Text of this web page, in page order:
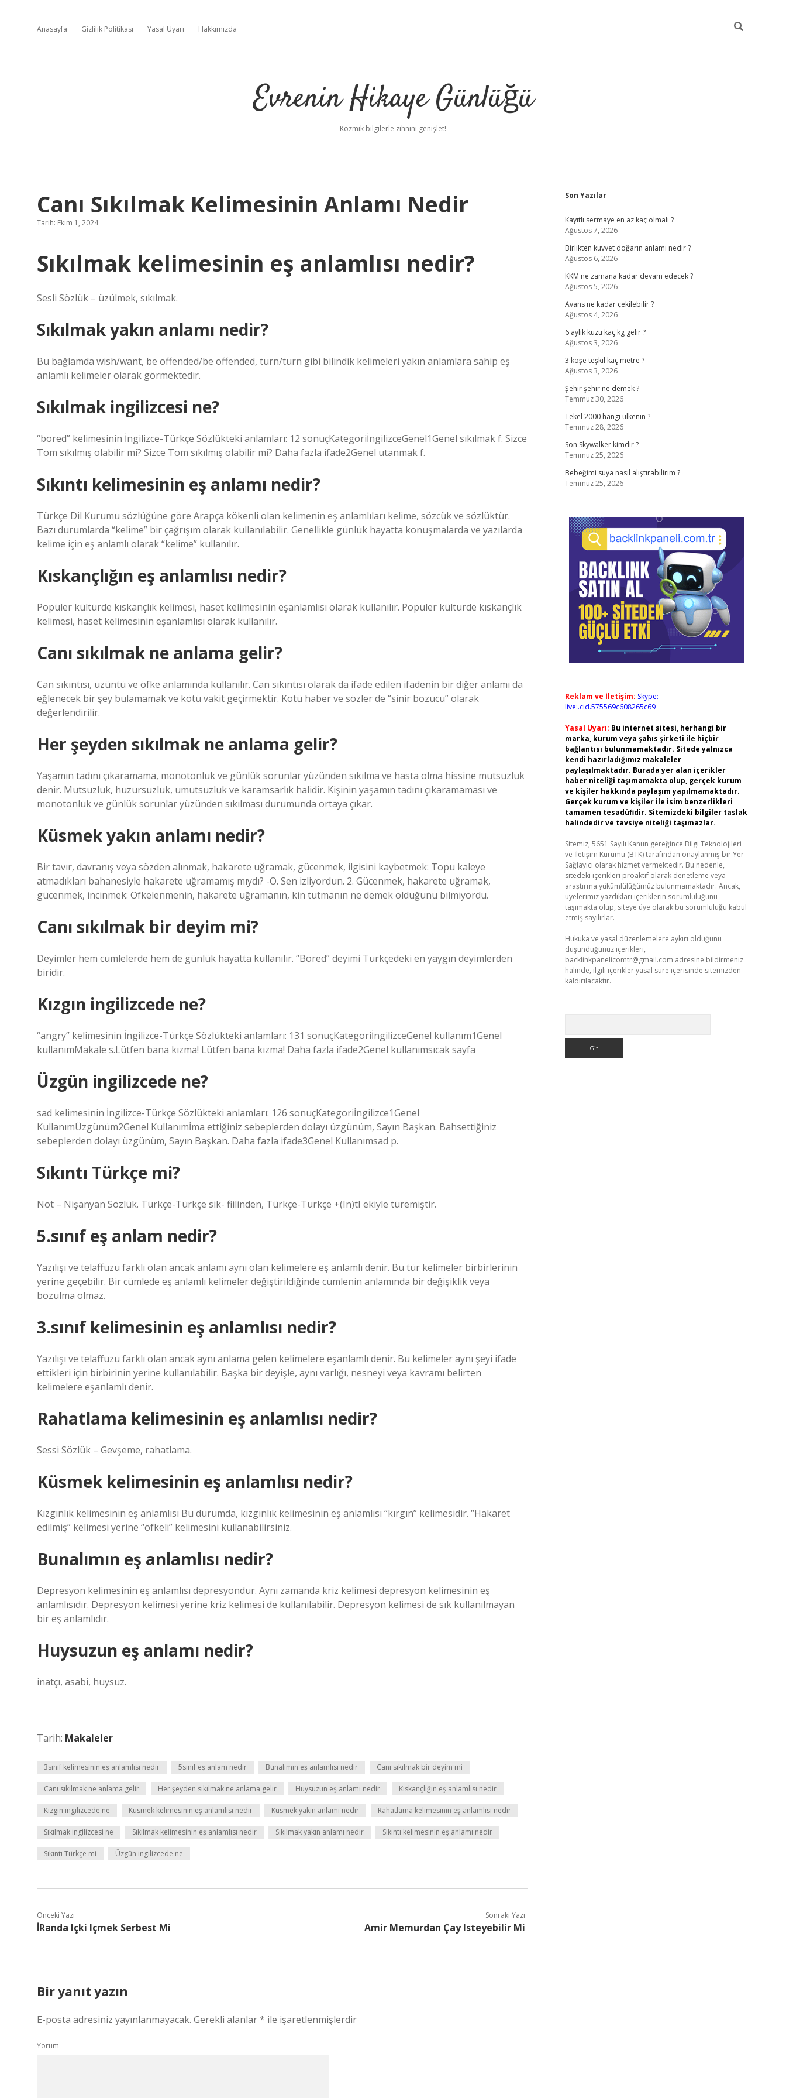
Anasayfa Gizlilik Politikası Yasal Uyarı Hakkımızda
Evrenin Hikaye Günlüğü
Kozmik bilgilerle zihnini genişlet!
Canı Sıkılmak Kelimesinin Anlamı Nedir
Tarih: Ekim 1, 2024
Sıkılmak kelimesinin eş anlamlısı nedir?
Sesli Sözlük – üzülmek, sıkılmak.
Sıkılmak yakın anlamı nedir?
Bu bağlamda wish/want, be offended/be offended, turn/turn gibi bilindik kelimeleri yakın anlamlara sahip eş
anlamlı kelimeler olarak görmektedir.
Sıkılmak ingilizcesi ne?
“bored” kelimesinin İngilizce-Türkçe Sözlükteki anlamları: 12 sonuçKategoriİngilizceGenel1Genel sıkılmak f. Sizce
Tom sıkılmış olabilir mi? Sizce Tom sıkılmış olabilir mi? Daha fazla ifade2Genel utanmak f.
Sıkıntı kelimesinin eş anlamı nedir?
Türkçe Dil Kurumu sözlüğüne göre Arapça kökenli olan kelimenin eş anlamlıları kelime, sözcük ve sözlüktür.
Bazı durumlarda “kelime” bir çağrışım olarak kullanılabilir. Genellikle günlük hayatta konuşmalarda ve yazılarda
kelime için eş anlamlı olarak “kelime” kullanılır.
Kıskançlığın eş anlamlısı nedir?
Popüler kültürde kıskançlık kelimesi, haset kelimesinin eşanlamlısı olarak kullanılır. Popüler kültürde kıskançlık
kelimesi, haset kelimesinin eşanlamlısı olarak kullanılır.
Canı sıkılmak ne anlama gelir?
Can sıkıntısı, üzüntü ve öfke anlamında kullanılır. Can sıkıntısı olarak da ifade edilen ifadenin bir diğer anlamı da
eğlenecek bir şey bulamamak ve kötü vakit geçirmektir. Kötü haber ve sözler de “sinir bozucu” olarak
değerlendirilir.
Her şeyden sıkılmak ne anlama gelir?
Yaşamın tadını çıkaramama, monotonluk ve günlük sorunlar yüzünden sıkılma ve hasta olma hissine mutsuzluk
denir. Mutsuzluk, huzursuzluk, umutsuzluk ve karamsarlık halidir. Kişinin yaşamın tadını çıkaramaması ve
monotonluk ve günlük sorunlar yüzünden sıkılması durumunda ortaya çıkar.
Küsmek yakın anlamı nedir?
Bir tavır, davranış veya sözden alınmak, hakarete uğramak, gücenmek, ilgisini kaybetmek: Topu kaleye
atmadıkları bahanesiyle hakarete uğramamış mıydı? -O. Sen izliyordun. 2. Gücenmek, hakarete uğramak,
gücenmek, incinmek: Öfkelenmenin, hakarete uğramanın, kin tutmanın ne demek olduğunu bilmiyordu.
Canı sıkılmak bir deyim mi?
Deyimler hem cümlelerde hem de günlük hayatta kullanılır. “Bored” deyimi Türkçedeki en yaygın deyimlerden
biridir.
Kızgın ingilizcede ne?
“angry” kelimesinin İngilizce-Türkçe Sözlükteki anlamları: 131 sonuçKategoriİngilizceGenel kullanım1Genel
kullanımMakale s.Lütfen bana kızma! Lütfen bana kızma! Daha fazla ifade2Genel kullanımsıcak sayfa
Üzgün ingilizcede ne?
sad kelimesinin İngilizce-Türkçe Sözlükteki anlamları: 126 sonuçKategoriİngilizce1Genel
KullanımÜzgünüm2Genel Kullanımİma ettiğiniz sebeplerden dolayı üzgünüm, Sayın Başkan. Bahsettiğiniz
sebeplerden dolayı üzgünüm, Sayın Başkan. Daha fazla ifade3Genel Kullanımsad p.
Sıkıntı Türkçe mi?
Not – Nişanyan Sözlük. Türkçe-Türkçe sik- fiilinden, Türkçe-Türkçe +(In)tI ekiyle türemiştir.
5.sınıf eş anlam nedir?
Yazılışı ve telaffuzu farklı olan ancak anlamı aynı olan kelimelere eş anlamlı denir. Bu tür kelimeler birbirlerinin
yerine geçebilir. Bir cümlede eş anlamlı kelimeler değiştirildiğinde cümlenin anlamında bir değişiklik veya
bozulma olmaz.
3.sınıf kelimesinin eş anlamlısı nedir?
Yazılışı ve telaffuzu farklı olan ancak aynı anlama gelen kelimelere eşanlamlı denir. Bu kelimeler aynı şeyi ifade
ettikleri için birbirinin yerine kullanılabilir. Başka bir deyişle, aynı varlığı, nesneyi veya kavramı belirten
kelimelere eşanlamlı denir.
Rahatlama kelimesinin eş anlamlısı nedir?
Sessi Sözlük – Gevşeme, rahatlama.
Küsmek kelimesinin eş anlamlısı nedir?
Kızgınlık kelimesinin eş anlamlısı Bu durumda, kızgınlık kelimesinin eş anlamlısı “kırgın” kelimesidir. “Hakaret
edilmiş” kelimesi yerine “öfkeli” kelimesini kullanabilirsiniz.
Bunalımın eş anlamlısı nedir?
Depresyon kelimesinin eş anlamlısı depresyondur. Aynı zamanda kriz kelimesi depresyon kelimesinin eş
anlamlısıdır. Depresyon kelimesi yerine kriz kelimesi de kullanılabilir. Depresyon kelimesi de sık kullanılmayan
bir eş anlamlıdır.
Huysuzun eş anlamı nedir?
inatçı, asabi, huysuz.
Tarih: Makaleler
3sınıf kelimesinin eş anlamlısı nedir 5sınıf eş anlam nedir Bunalımın eş anlamlısı nedir Canı sıkılmak bir deyim mi
Canı sıkılmak ne anlama gelir Her şeyden sıkılmak ne anlama gelir Huysuzun eş anlamı nedir Kıskançlığın eş anlamlısı nedir
Kızgın ingilizcede ne Küsmek kelimesinin eş anlamlısı nedir Küsmek yakın anlamı nedir Rahatlama kelimesinin eş anlamlısı nedir
Sıkılmak ingilizcesi ne Sıkılmak kelimesinin eş anlamlısı nedir Sıkılmak yakın anlamı nedir Sıkıntı kelimesinin eş anlamı nedir
Sıkıntı Türkçe mi Üzgün ingilizcede ne
Önceki Yazı
İRanda Içki Içmek Serbest Mi
Sonraki Yazı
Amir Memurdan Çay Isteyebilir Mi
Bir yanıt yazın
E-posta adresiniz yayınlanmayacak. Gerekli alanlar* ile işaretlenmişlerdir
Yorum
Sidebar
Son Yazılar
Kayıtlı sermaye en az kaç olmalı ?
Ağustos 7, 2026
Birlikten kuvvet doğarın anlamı nedir ?
Ağustos 6, 2026
KKM ne zamana kadar devam edecek ?
Ağustos 5, 2026
Avans ne kadar çekilebilir ?
Ağustos 4, 2026
6 aylık kuzu kaç kg gelir ?
Ağustos 3, 2026
3 köşe teşkil kaç metre ?
Ağustos 3, 2026
Şehir şehir ne demek ?
Temmuz 30, 2026
Tekel 2000 hangi ülkenin ?
Temmuz 28, 2026
Son Skywalker kimdir ?
Temmuz 25, 2026
Bebeğimi suya nasıl alıştırabilirim ?
Temmuz 25, 2026
Reklam ve İletişim: Skype:
live:.cid.575569c608265c69
Yasal Uyarı: Bu internet sitesi, herhangi bir
marka, kurum veya şahıs şirketi ile hiçbir
bağlantısı bulunmamaktadır. Sitede yalnızca
kendi hazırladığımız makaleler
paylaşılmaktadır. Burada yer alan içerikler
haber niteliği taşımamakta olup, gerçek kurum
ve kişiler hakkında paylaşım yapılmamaktadır.
Gerçek kurum ve kişiler ile isim benzerlikleri
tamamen tesadüfidir. Sitemizdeki bilgiler taslak
halindedir ve tavsiye niteliği taşımazlar.
Sitemiz, 5651 Sayılı Kanun gereğince Bilgi Teknolojileri
ve İletişim Kurumu (BTK) tarafından onaylanmış bir Yer
Sağlayıcı olarak hizmet vermektedir. Bu nedenle,
sitedeki içerikleri proaktif olarak denetleme veya
araştırma yükümlülüğümüz bulunmamaktadır. Ancak,
üyelerimiz yazdıkları içeriklerin sorumluluğunu
taşımakta olup, siteye üye olarak bu sorumluluğu kabul
etmiş sayılırlar.
Hukuka ve yasal düzenlemelere aykırı olduğunu
düşündüğünüz içerikleri,
backlinkpanelicomtr@gmail.com adresine bildirmeniz
halinde, ilgili içerikler yasal süre içerisinde sitemizden
kaldırılacaktır.